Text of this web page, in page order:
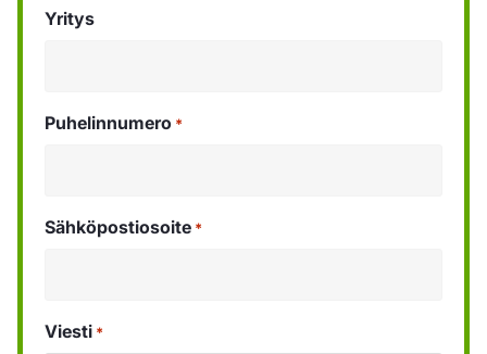
Yritys
Puhelinnumero *
Sähköpostiosoite *
Viesti *